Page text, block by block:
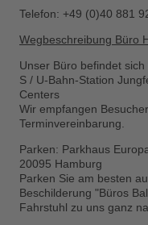
Telefon: +49 (0)40 881
Wegbeschreibung Büro
Unser Büro befindet
S / U-Bahn-Station
Centers
Wir empfangen
Terminvereinbarung.
Parken: Parkhaus
20095 Hamburg
Parken Sie am besten
Beschilderung "Büros
Fahrstuhl zu uns ganz